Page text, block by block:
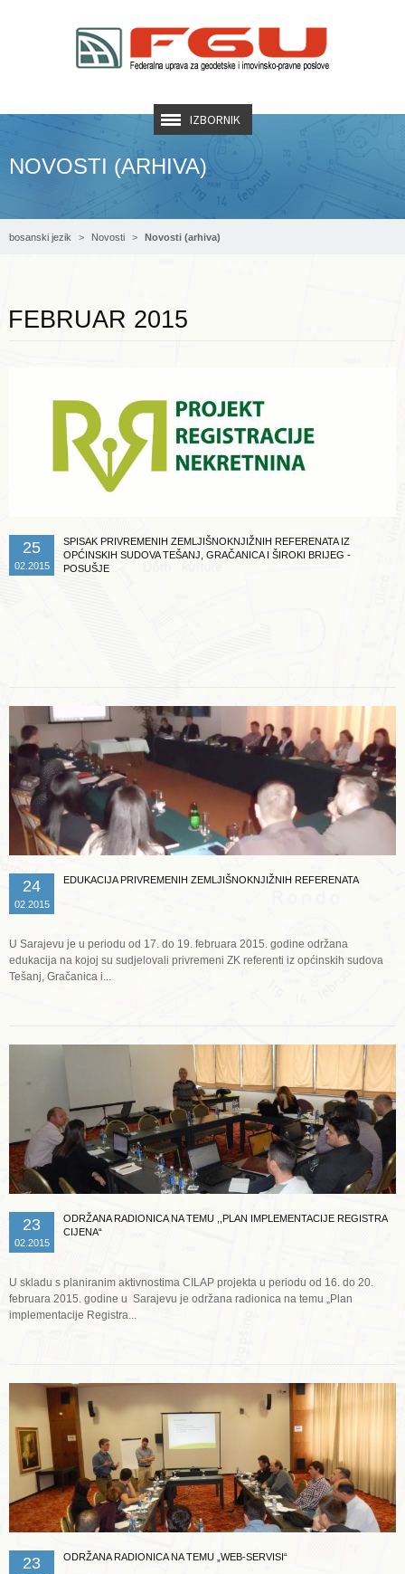
IZBORNIK
NOVOSTI (ARHIVA)
bosanski jezik Novosti Novosti (arhiva)
FEBRUAR 2015
25
02.2015
SPISAK PRIVREMENIH ZEMLJIŠNOKNJIŽNIH REFERENATA IZ
OPĆINSKIH SUDOVA TEŠANJ, GRAČANICA I ŠIROKI BRIJEG -
POSUŠJE
24
02.2015
EDUKACIJA PRIVREMENIH ZEMLJIŠNOKNJIŽNIH REFERENATA
U Sarajevu je u periodu od 17. do 19. februara 2015. godine održana
edukacija na kojoj su sudjelovali privremeni ZK referenti iz općinskih sudova
Tešanj, Gračanica i...
23
02.2015
ODRŽANA RADIONICA NA TEMU ,,PLAN IMPLEMENTACIJE REGISTRA
CIJENA“
U skladu s planiranim aktivnostima CILAP projekta u periodu od 16. do 20.
februara 2015. godine u Sarajevu je održana radionica na temu „Plan
implementacije Registra...
23 ODRŽANA RADIONICA NA TEMU „WEB-SERVISI“